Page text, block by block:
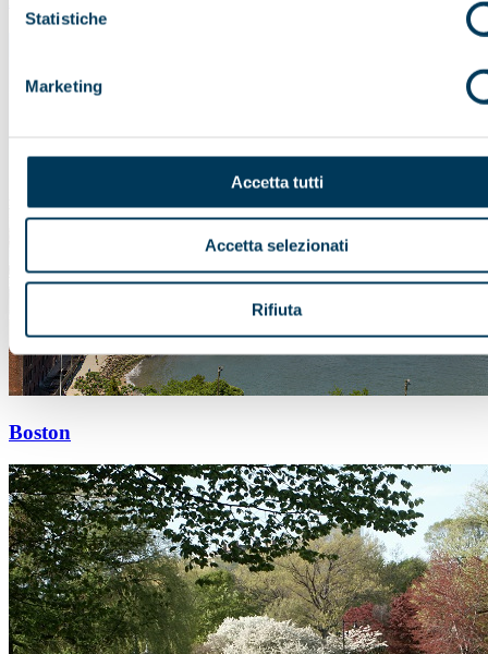
Statistiche
Marketing
Accetta tutti
Accetta selezionati
Rifiuta
Boston